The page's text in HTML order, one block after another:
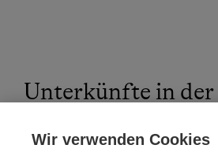
Unterkünfte in der
Wir verwenden Cookies